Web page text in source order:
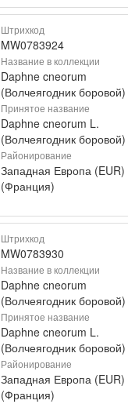
Штрихкод
MW0783924
Название в коллекции
Daphne cneorum
(Волчеягодник боровой)
Принятое название
Daphne cneorum L.
(Волчеягодник боровой)
Районирование
Западная Европа (EUR)
(Франция)
Штрихкод
MW0783930
Название в коллекции
Daphne cneorum
(Волчеягодник боровой)
Принятое название
Daphne cneorum L.
(Волчеягодник боровой)
Районирование
Западная Европа (EUR)
(Франция)